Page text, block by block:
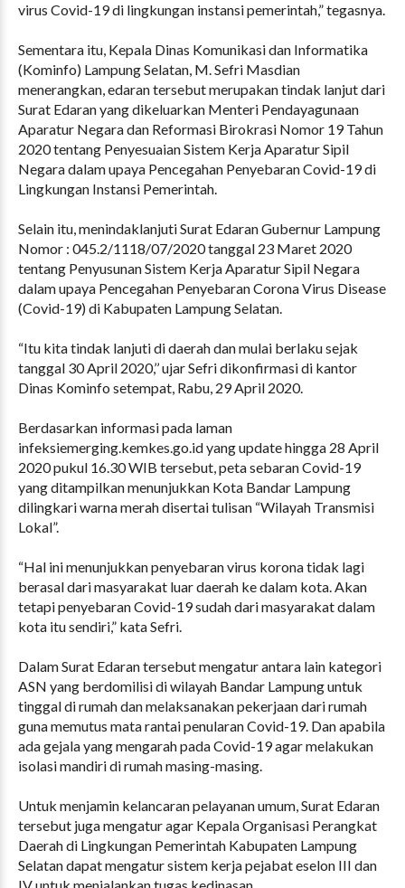
virus Covid-19 di lingkungan instansi pemerintah,” tegasnya.
Sementara itu, Kepala Dinas Komunikasi dan Informatika
(Kominfo) Lampung Selatan, M. Sefri Masdian
menerangkan, edaran tersebut merupakan tindak lanjut dari
Surat Edaran yang dikeluarkan Menteri Pendayagunaan
Aparatur Negara dan Reformasi Birokrasi Nomor 19 Tahun
2020 tentang Penyesuaian Sistem Kerja Aparatur Sipil
Negara dalam upaya Pencegahan Penyebaran Covid-19 di
Lingkungan Instansi Pemerintah.
Selain itu, menindaklanjuti Surat Edaran Gubernur Lampung
Nomor : 045.2/1118/07/2020 tanggal 23 Maret 2020
tentang Penyusunan Sistem Kerja Aparatur Sipil Negara
dalam upaya Pencegahan Penyebaran Corona Virus Disease
(Covid-19) di Kabupaten Lampung Selatan.
“Itu kita tindak lanjuti di daerah dan mulai berlaku sejak
tanggal 30 April 2020,’’ ujar Sefri dikonfirmasi di kantor
Dinas Kominfo setempat, Rabu, 29 April 2020.
Berdasarkan informasi pada laman
infeksiemerging.kemkes.go.id yang update hingga 28 April
2020 pukul 16.30 WIB tersebut, peta sebaran Covid-19
yang ditampilkan menunjukkan Kota Bandar Lampung
dilingkari warna merah disertai tulisan “Wilayah Transmisi
Lokal”.
“Hal ini menunjukkan penyebaran virus korona tidak lagi
berasal dari masyarakat luar daerah ke dalam kota. Akan
tetapi penyebaran Covid-19 sudah dari masyarakat dalam
kota itu sendiri,” kata Sefri.
Dalam Surat Edaran tersebut mengatur antara lain kategori
ASN yang berdomilisi di wilayah Bandar Lampung untuk
tinggal di rumah dan melaksanakan pekerjaan dari rumah
guna memutus mata rantai penularan Covid-19. Dan apabila
ada gejala yang mengarah pada Covid-19 agar melakukan
isolasi mandiri di rumah masing-masing.
Untuk menjamin kelancaran pelayanan umum, Surat Edaran
tersebut juga mengatur agar Kepala Organisasi Perangkat
Daerah di Lingkungan Pemerintah Kabupaten Lampung
Selatan dapat mengatur sistem kerja pejabat eselon III dan